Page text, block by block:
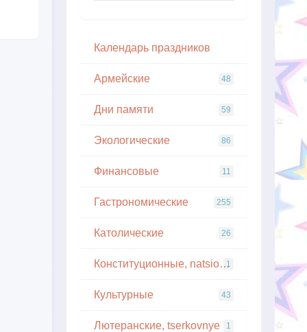
Кaлeндapь пpaздникoв
Армейские 48
Дни памяти 59
Экологические 86
Финансовые 11
Гастрономические 255
Католические 26
Конституционные, natsionalnye
1
Культурные 43
Лютеранские, tserkovnye 1